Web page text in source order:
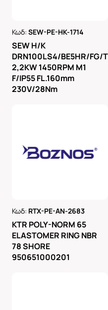
Κωδ:SEW-PE-HK-1714
SEW H/K
DRN100LS4/BE5HR/FG/
2,2KW 1450RPM M1
F/IP55 FL.160mm
230V/28Nm
Κωδ: RTX-PE-AN-2683
KTR POLY-NORM 65
ELASTOMER RING NBR
78 SHORE
950651000201